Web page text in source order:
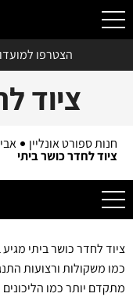
הצטרפו
ציוד
חנות ספורט אונליין
ציוד לחדר כושר ביתי
ציוד לחדר כושר ביתי
כמו משקולות ורצועות
מתקדם יותר כמו הליכונים